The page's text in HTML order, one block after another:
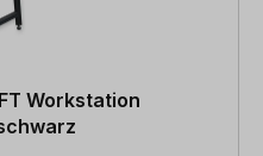
Workstation